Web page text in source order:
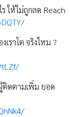
ให้ไม่ถูกลด Reach
ราโต จริงไหม ?
ดตามเพิ่ม ยอด